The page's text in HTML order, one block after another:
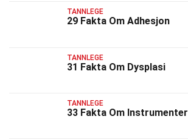
TANNLEGE
29 Fakta Om Adhesjon
TANNLEGE
31 Fakta Om Dysplasi
TANNLEGE
33 Fakta Om Instrumenter